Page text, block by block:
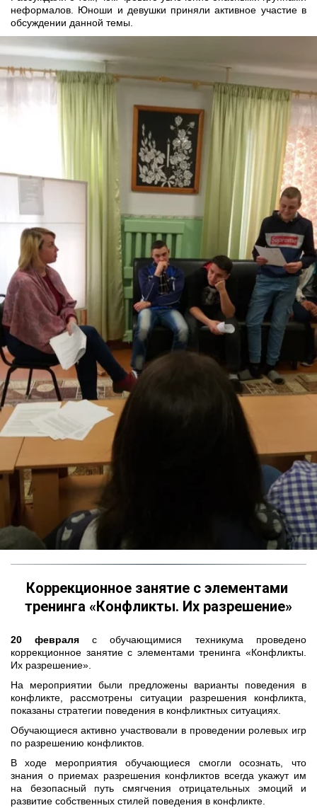
неформалов. Юноши и девушки приняли активное участие в
обсуждении данной темы.
Коррекционное занятие с элементами
тренинга «Конфликты. Их разрешение»
20 февраляс обучающимися техникума проведено
коррекционное занятие с элементами тренинга «Конфликты.
Их разрешение».
На мероприятии были предложены варианты поведения в
конфликте, рассмотрены ситуации разрешения конфликта,
показаны стратегии поведения в конфликтных ситуациях.
Обучающиеся активно участвовали в проведении ролевых игр
по разрешению конфликтов.
В ходе мероприятия обучающиеся смогли осознать, что
знания о приемах разрешения конфликтов всегда укажут им
на безопасный путь смягчения отрицательных эмоций и
развитие собственных стилей поведения в конфликте.